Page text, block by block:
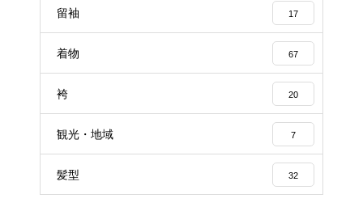
留袖 17
着物 67
袴 20
観光・地域 7
髪型 32